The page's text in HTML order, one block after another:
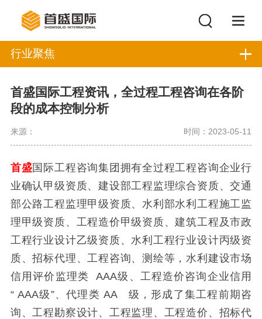
行业聚焦
首盛国际工程资讯，全过程工程咨询在各阶
段的成本控制分析
来源： 时间：2023-05-11
首盛国际工程咨询集团拥有全过程工程咨询企业行
业确认甲级资质、建设部工程监理综合资质、交通
部公路工程监理甲级资质、水利部水利工程施工监
理甲级资质、工程造价甲级资质、建筑工程及市政
工程行业设计乙级资质、水利工程行业设计丙级资
质、招标代理、工程咨询、测绘等，水利建设市场
信用评价监理类 AAA级、工程造价咨询企业信用
“ AAA级”、代理类 AA 级，形成了集工程前期咨
询、工程勘察设计、工程监理、工程造价、招标代